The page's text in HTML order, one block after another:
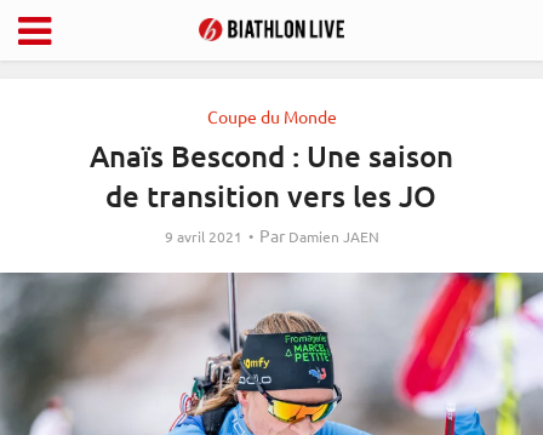
Coupe du Monde
Anaïs Bescond : Une saison
de transition vers les JO
9 avril 2021 Par Damien JAEN